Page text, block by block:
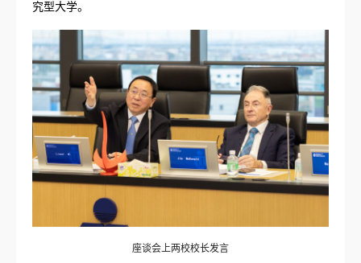
究型大学。
座谈会上两校校长发言